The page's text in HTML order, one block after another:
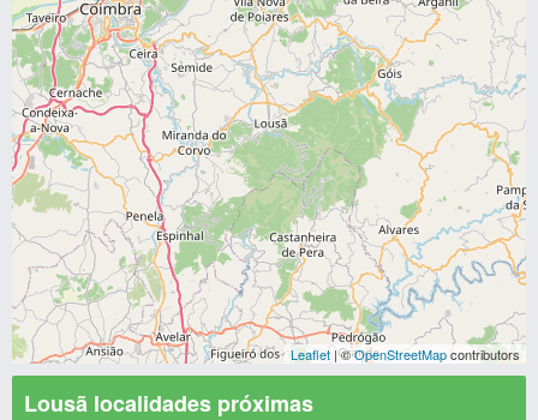
Leaflet | ©OpenStreetMapcontributors
Lousã localidades próximas